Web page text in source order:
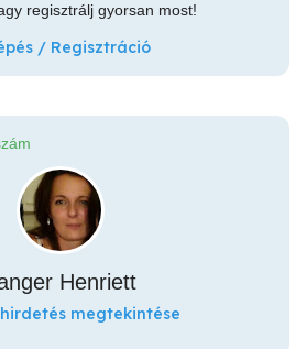
regisztrálj gyorsan most!
/ Regisztráció
Henriett
hirdetés megtekintése